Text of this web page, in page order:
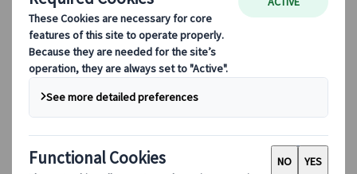
查看概覽
了解我們更多
我們的領導團隊
可持續發展
DEIB
夥伴行動應用程式
供應商網頁應用程式